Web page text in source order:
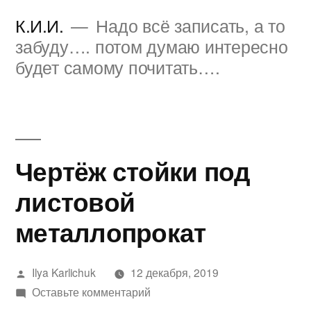
содержимому
К.И.И.
Надо всё записать, а то
забуду…. потом думаю интересно
будет самому почитать….
Чертёж стойки под
листовой
металлопрокат
Написано
автором
Ilya Karlichuk
12 декабря, 2019
Оставьте комментарийк